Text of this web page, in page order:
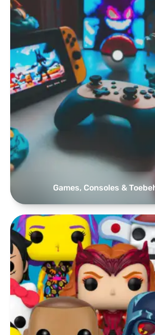
Games, Consoles &
Funko Pop & Overige